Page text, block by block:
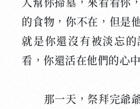
人幫你掃墓，來看看你
的食物，你不在，但是
就是你還沒有被淡忘
看，你還活在他們的心中
那一天，祭拜完爺爺